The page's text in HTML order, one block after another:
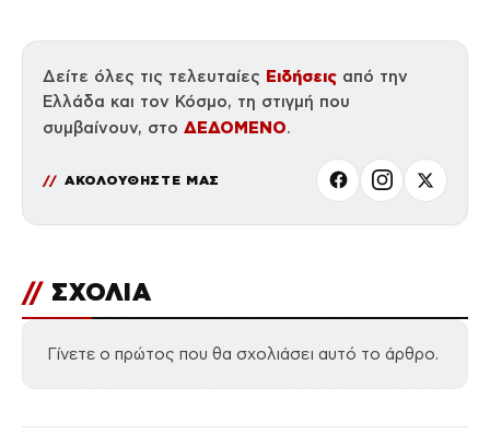
Δείτε όλες τις τελευταίες Ειδήσεις από την
Ελλάδα και τον Κόσμο, τη στιγμή που
συμβαίνουν, στο ΔΕΔΟΜΕΝΟ.
ΑΚΟΛΟΥΘΗΣΤΕ ΜΑΣ
// ΣΧΟΛΙΑ
Γίνετε ο πρώτος που θα σχολιάσει αυτό το άρθρο.